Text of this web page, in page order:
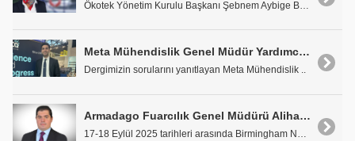
Meta Mühendislik Genel Müdür Yardımcısı Taylan Berke Yıldız: "Kaliteden Çok Fiyat Odaklı Satın Alma Yapılıyor"
Dergimizin sorularını yanıtlayan Meta Mühendislik ..
Armadago Fuarcılık Genel Müdürü Alihan Havuş: "İngiltere Pazarı İhracatçılar için Yeni Fırsatlar Sunuyor"
17-18 Eylül 2025 tarihleri arasında Birmingham NEC..